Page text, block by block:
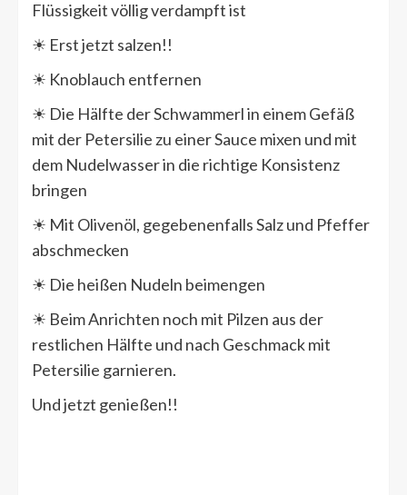
Flüssigkeit völlig verdampft ist
☀ Erst jetzt salzen!!
☀ Knoblauch entfernen
☀ Die Hälfte der Schwammerl in einem Gefäß
mit der Petersilie zu einer Sauce mixen und mit
dem Nudelwasser in die richtige Konsistenz
bringen
☀ Mit Olivenöl, gegebenenfalls Salz und Pfeffer
abschmecken
☀ Die heißen Nudeln beimengen
☀ Beim Anrichten noch mit Pilzen aus der
restlichen Hälfte und nach Geschmack mit
Petersilie garnieren.
Und jetzt genießen!!